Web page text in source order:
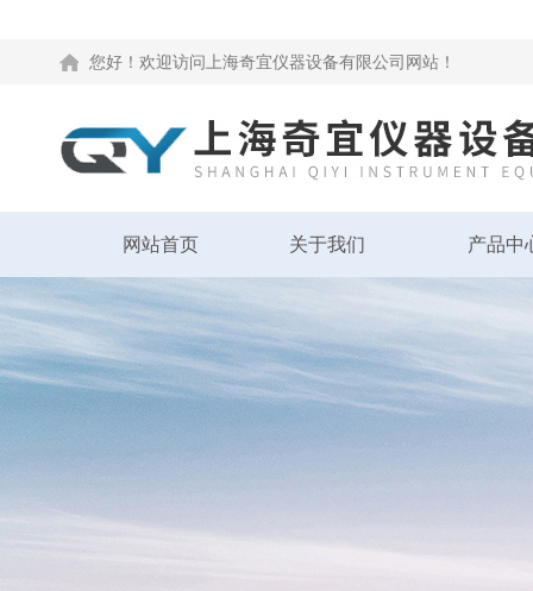
您好！欢迎访问上海奇宜仪器设备有限公司网站！
网站首页 关于我们 产品中